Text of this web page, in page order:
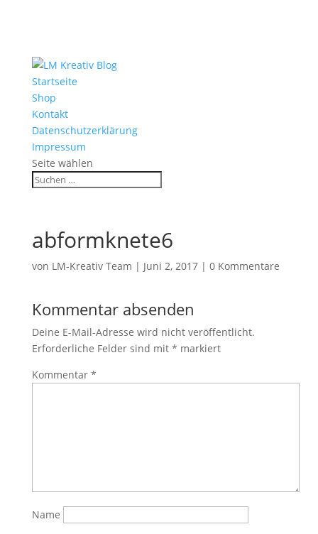
Startseite
Shop
Kontakt
Datenschutzerklärung
Impressum
Seite wählen
abformknete6
von LM-Kreativ Team | Juni 2, 2017| 0 Kommentare
Kommentar absenden
Deine E-Mail-Adresse wird nicht veröffentlicht.
Erforderliche Felder sind mit * markiert
Kommentar *
Name